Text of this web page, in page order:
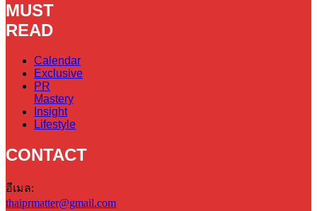
MUST
READ
Calendar
Exclusive
PR
Mastery
Insight
Lifestyle
CONTACT
อีเมล:
thaiprmatter@gmail.com